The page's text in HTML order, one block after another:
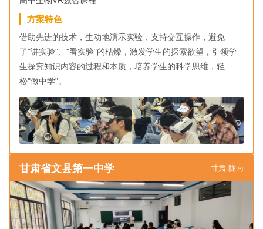
方案特色
借助先进的技术，生动地演示实验，支持交互操作，避免
了"讲实验"、"看实验"的枯燥，激发学生的探索欲望，引领学
生探究知识内容的过程和本质，培养学生的科学思维，轻
松"做中学"。
甘肃省文县第一中学 甘肃·陇南